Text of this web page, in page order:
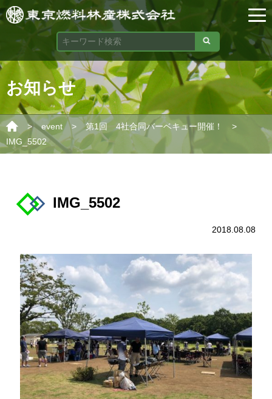
お知らせ
> event > 第1回 4社合同バーベキュー開催！
>
IMG_5502
IMG_5502
2018.08.08